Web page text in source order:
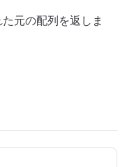
元の配列を返しま